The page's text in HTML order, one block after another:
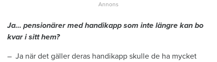
Ja… pensionärer med handikapp som inte längre kan bo
kvar i sitt hem?
– Ja när det gäller deras handikapp skulle de ha mycket